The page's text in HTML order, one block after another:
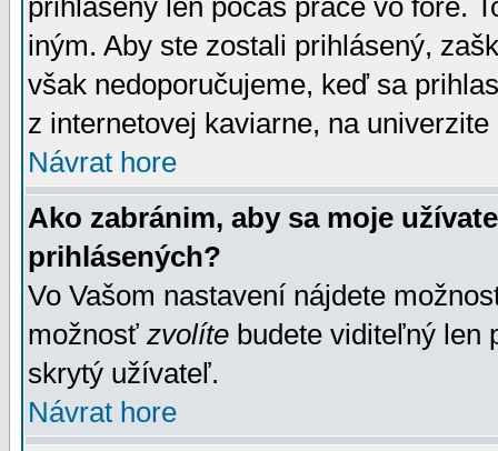
prihlásený len počas práce vo fóre.
iným. Aby ste zostali prihlásený,
však nedoporučujeme, keď sa
z internetovej kaviarne, na univerzite
Návrat hore
Ako zabránim, aby sa moje
prihlásených?
Vo Vašom nastavení nájdete
možnosť zvolíte budete viditeľný len
skrytý užívateľ.
Návrat hore